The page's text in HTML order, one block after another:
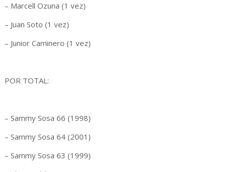
– Marcell Ozuna (1 vez)
– Juan Soto (1 vez)
– Junior Caminero (1 vez)
POR TOTAL:
– Sammy Sosa 66 (1998)
– Sammy Sosa 64 (2001)
– Sammy Sosa 63 (1999)